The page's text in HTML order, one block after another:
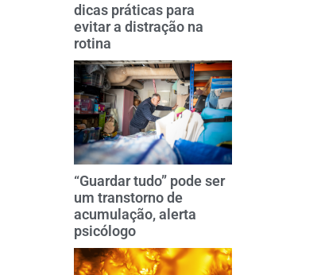
dicas práticas para
evitar a distração na
rotina
“Guardar tudo” pode ser
um transtorno de
acumulação, alerta
psicólogo